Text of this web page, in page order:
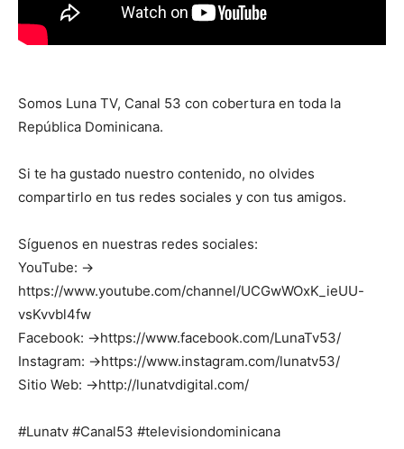
Somos Luna TV, Canal 53 con cobertura en toda la
República Dominicana.
Si te ha gustado nuestro contenido, no olvides
compartirlo en tus redes sociales y con tus amigos.
Síguenos en nuestras redes sociales:
YouTube: →
https://www.youtube.com/channel/UCGwWOxK_ieUU-
vsKvvbl4fw
Facebook: →https://www.facebook.com/LunaTv53/
Instagram: →https://www.instagram.com/lunatv53/
Sitio Web: →http://lunatvdigital.com/
#Lunatv #Canal53 #televisiondominicana